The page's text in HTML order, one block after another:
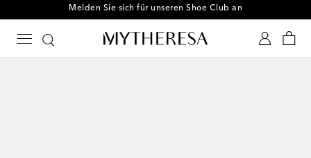
Melden Sie sich für unseren Shoe Club an